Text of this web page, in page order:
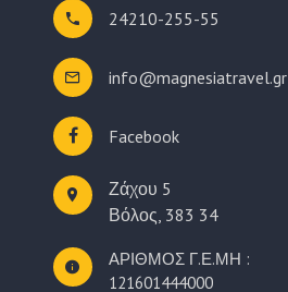
24210-255-55
info@magnesiatravel.gr
Facebook
Ζάχου 5
Βόλος, 383 34
ΑΡΙΘΜΟΣ Γ.Ε.ΜΗ :
121601444000